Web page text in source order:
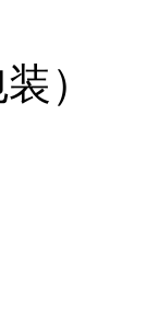
）